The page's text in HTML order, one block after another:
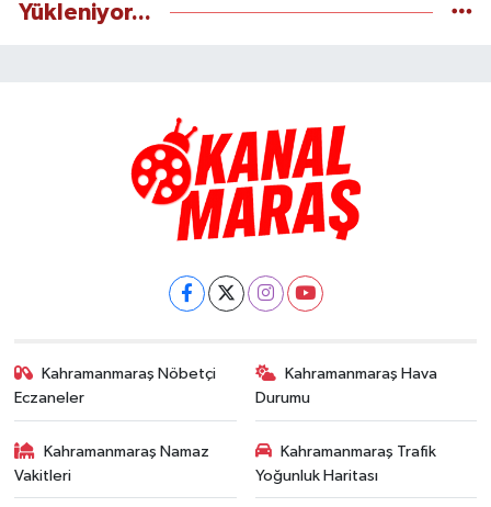
Yükleniyor...
Kahramanmaraş Nöbetçi
Eczaneler
Kahramanmaraş Hava
Durumu
Kahramanmaraş Namaz
Vakitleri
Kahramanmaraş Trafik
Yoğunluk Haritası